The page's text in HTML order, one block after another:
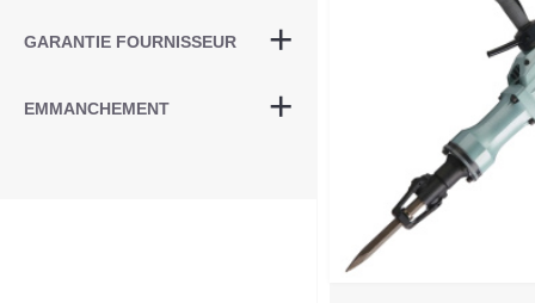
GARANTIE FOURNISSEUR
EMMANCHEMENT